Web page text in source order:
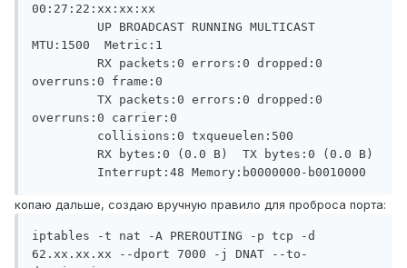
00:27:22:xx:xx:xx
MTU:1500  Metric:1
overruns:0 frame:0
overruns:0 carrier:0
копаю дальше, создаю вручную правило для проброса порта:
iptables -t nat -A PREROUTING -p tcp -d
62.xx.xx.xx --dport 7000 -j DNAT --to-